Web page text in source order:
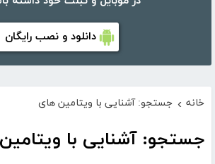
دانلود و نصب رایگان
خانه › جستجو: آشنایی با ویتامین های
جستجو: آشنایی با